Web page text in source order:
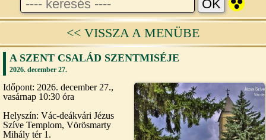
<< VISSZA A MENÜBE
A SZENT CSALÁD SZENTMISÉJE
2026. december 27.
Időpont: 2026. december 27.,
vasárnap 10:30 óra
Helyszín: Vác-deákvári Jézus
Szíve Templom, Vörösmarty
Mihály tér 1.